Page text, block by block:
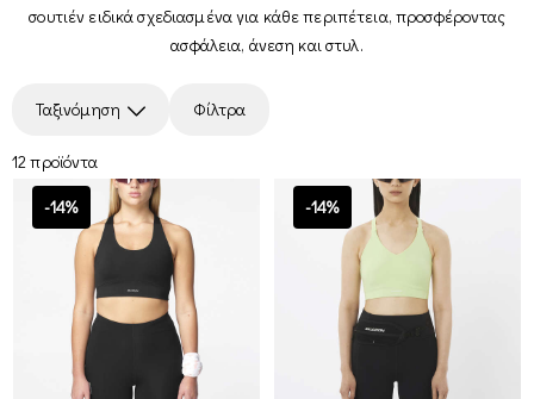
σουτιέν ειδικά σχεδιασμένα για κάθε περιπέτεια, προσφέροντας
ασφάλεια, άνεση και στυλ.
Ταξινόμηση Φίλτρα
12 προϊόντα
-14%
-14%